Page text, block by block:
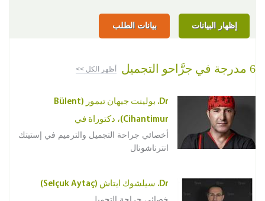
إظهار البيانات بيانات الطلب
6 مدرجة في جرَّاحو التجميل أظهر الكل >>
Dr. بولينت جيهان تيمور (Bülent
Cihantimur)، دكتوراة في
أخصائي جراحة التجميل والترميم في إستيتك
انترناشونال
Dr. سيلشوك ايتاش (Selçuk Aytaç)